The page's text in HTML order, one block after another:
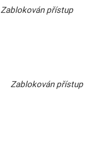
Zablokován přístup
Zablokován přístup